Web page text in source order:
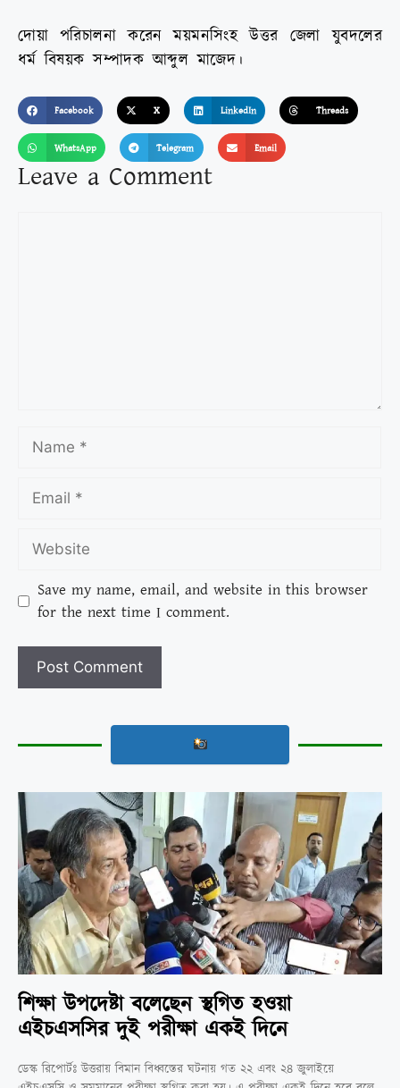
দোয়া পরিচালনা করেন ময়মনসিংহ উত্তর জেলা যুবদলের
ধর্ম বিষয়ক সম্পাদক আব্দুল মাজেদ।
Facebook X LinkedIn Threads
WhatsApp Telegram Email
Leave a Comment
Save my name, email, and website in this browser
for the next time I comment.
শিক্ষা উপদেষ্টা বলেছেন স্থগিত হওয়া
এইচএসসির দুই পরীক্ষা একই দিনে
ডেস্ক রিপোর্টঃ উত্তরায় বিমান বিধ্বস্তের ঘটনায় গত ২২ এবং ২৪ জুলাইয়ে